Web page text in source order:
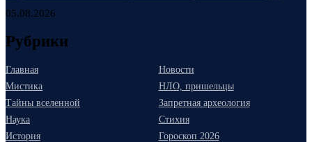
05.08.2026
Рубрики
Главная
Новости
Мистика
НЛО, пришельцы
Тайны вселенной
Запретная археология
Наука
Стихия
История
Гороскоп 2026